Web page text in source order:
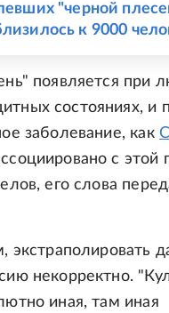
"черной
к 9000
появляется при
состояниях, и
заболевание, как
с этой
его слова
экстраполировать
некорректно.
иная, там иная